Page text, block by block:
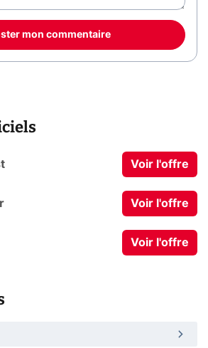
mon commentaire
Voir l'offre
Voir l'offre
Voir l'offre